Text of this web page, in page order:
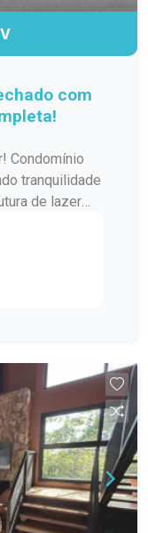
com
Condomínio
tranquilidade
de lazer
e muito
acesso a
para quem
espaço